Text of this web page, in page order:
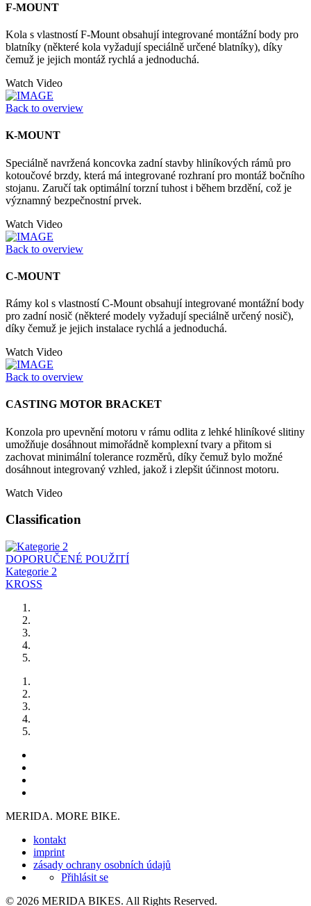
F-MOUNT
Kola s vlastností F-Mount obsahují integrované montážní body pro
blatníky (některé kola vyžadují speciálně určené blatníky), díky
čemuž je jejich montáž rychlá a jednoduchá.
Watch Video
Back to overview
K-MOUNT
Speciálně navržená koncovka zadní stavby hliníkových rámů pro
kotoučové brzdy, která má integrované rozhraní pro montáž bočního
stojanu. Zaručí tak optimální torzní tuhost i během brzdění, což je
významný bezpečnostní prvek.
Watch Video
Back to overview
C-MOUNT
Rámy kol s vlastností C-Mount obsahují integrované montážní body
pro zadní nosič (některé modely vyžadují speciálně určený nosič),
díky čemuž je jejich instalace rychlá a jednoduchá.
Watch Video
Back to overview
CASTING MOTOR BRACKET
Konzola pro upevnění motoru v rámu odlita z lehké hliníkové slitiny
umožňuje dosáhnout mimořádně komplexní tvary a přitom si
zachovat minimální tolerance rozměrů, díky čemuž bylo možné
dosáhnout integrovaný vzhled, jakož i zlepšit účinnost motoru.
Watch Video
Classification
DOPORUČENÉ POUŽITÍ
Kategorie 2
KROSS
MERIDA. MORE BIKE.
kontakt
imprint
zásady ochrany osobních údajů
Přihlásit se
© 2026 MERIDA BIKES. All Rights Reserved.